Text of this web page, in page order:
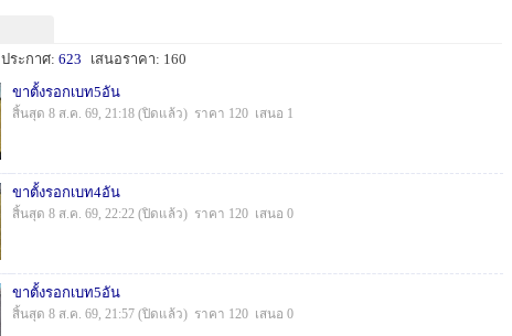
ประกาศ: 623
เสนอราคา: 160
ขาตั้งรอกเบท5อัน
สิ้นสุด 8 ส.ค. 69, 21:18 (ปิดแล้ว) ราคา 120 เสนอ 1
ขาตั้งรอกเบท4อัน
สิ้นสุด 8 ส.ค. 69, 22:22 (ปิดแล้ว) ราคา 120 เสนอ 0
ขาตั้งรอกเบท5อัน
สิ้นสุด 8 ส.ค. 69, 21:57 (ปิดแล้ว) ราคา 120 เสนอ 0